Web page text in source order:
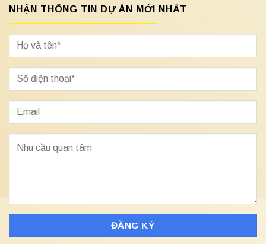
NHẬN THÔNG TIN DỰ ÁN MỚI NHẤT